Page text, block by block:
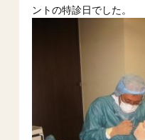
ントの特診日でした。